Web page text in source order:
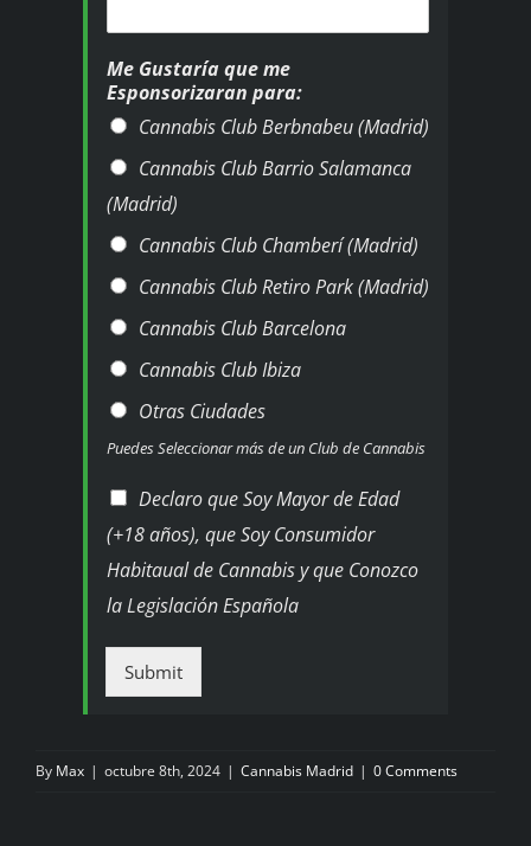
Me Gustaría que me
Esponsorizaran para:
Cannabis Club Berbnabeu (Madrid)
Cannabis Club Barrio Salamanca
(Madrid)
Cannabis Club Chamberí (Madrid)
Cannabis Club Retiro Park (Madrid)
Cannabis Club Barcelona
Cannabis Club Ibiza
Otras Ciudades
Puedes Seleccionar más de un Club de Cannabis
C
e
c
b
s
Declaro que Soy Mayor de Edad
(+18 años), que Soy Consumidor
Habitaual de Cannabis y que Conozco
la Legislación Española
Submit
By Max | octubre 8th, 2024 | Cannabis Madrid | 0 Comments